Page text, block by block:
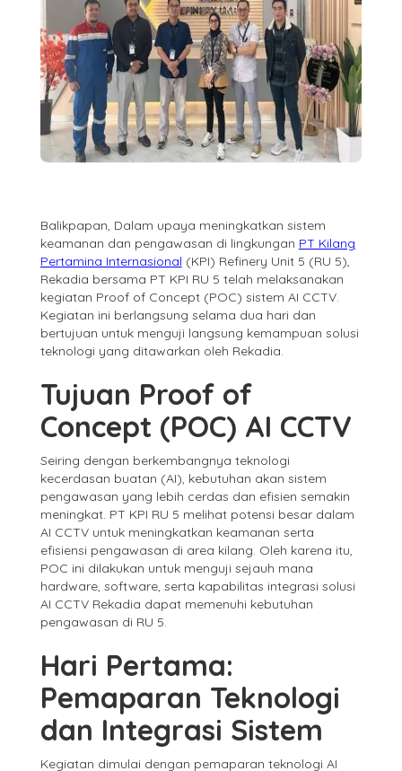
Balikpapan, Dalam upaya meningkatkan sistem
keamanan dan pengawasan di lingkungan PT Kilang
Pertamina Internasional (KPI) Refinery Unit 5 (RU 5),
Rekadia bersama PT KPI RU 5 telah melaksanakan
kegiatan Proof of Concept (POC) sistem AI CCTV.
Kegiatan ini berlangsung selama dua hari dan
bertujuan untuk menguji langsung kemampuan solusi
teknologi yang ditawarkan oleh Rekadia.
Tujuan Proof of
Concept (POC) AI CCTV
Seiring dengan berkembangnya teknologi
kecerdasan buatan (AI), kebutuhan akan sistem
pengawasan yang lebih cerdas dan efisien semakin
meningkat. PT KPI RU 5 melihat potensi besar dalam
AI CCTV untuk meningkatkan keamanan serta
efisiensi pengawasan di area kilang. Oleh karena itu,
POC ini dilakukan untuk menguji sejauh mana
hardware, software, serta kapabilitas integrasi solusi
AI CCTV Rekadia dapat memenuhi kebutuhan
pengawasan di RU 5.
Hari Pertama:
Pemaparan Teknologi
dan Integrasi Sistem
Kegiatan dimulai dengan pemaparan teknologi AI